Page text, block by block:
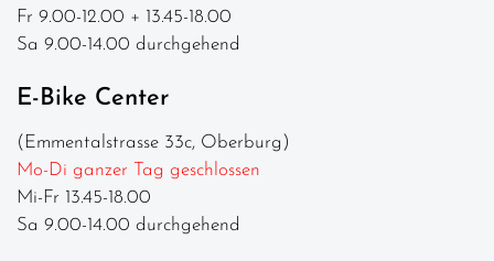
Fr 9.00-12.00 + 13.45-18.00
Sa 9.00-14.00 durchgehend
E-Bike Center
(Emmentalstrasse 33c, Oberburg)
Mo-Di ganzer Tag geschlossen
Mi-Fr 13.45-18.00
Sa 9.00-14.00 durchgehend